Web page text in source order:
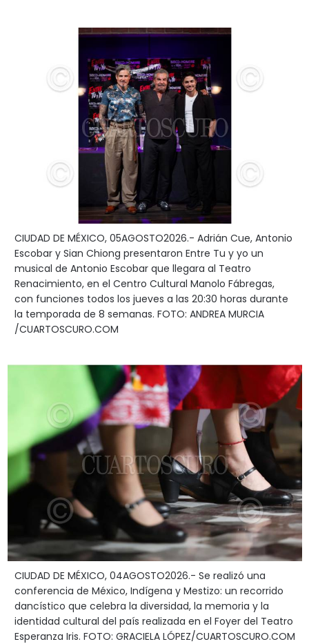
CIUDAD DE MÉXICO, 05AGOSTO2026.- Adrián Cue, Antonio
Escobar y Sian Chiong presentaron Entre Tu y yo un
musical de Antonio Escobar que llegara al Teatro
Renacimiento, en el Centro Cultural Manolo Fábregas,
con funciones todos los jueves a las 20:30 horas durante
la temporada de 8 semanas. FOTO: ANDREA MURCIA
/CUARTOSCURO.COM
CIUDAD DE MÉXICO, 04AGOSTO2026.- Se realizó una
conferencia de México, Indígena y Mestizo: un recorrido
dancístico que celebra la diversidad, la memoria y la
identidad cultural del país realizada en el Foyer del Teatro
Esperanza Iris. FOTO: GRACIELA LÓPEZ/CUARTOSCURO.COM